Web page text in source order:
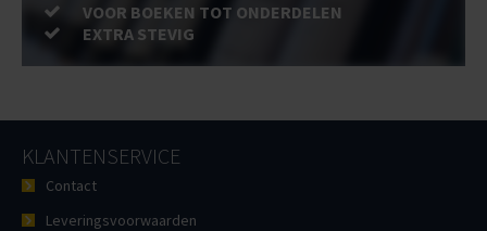
VOOR BOEKEN TOT ONDERDELEN
EXTRA STEVIG
KLANTENSERVICE
Contact
Leveringsvoorwaarden